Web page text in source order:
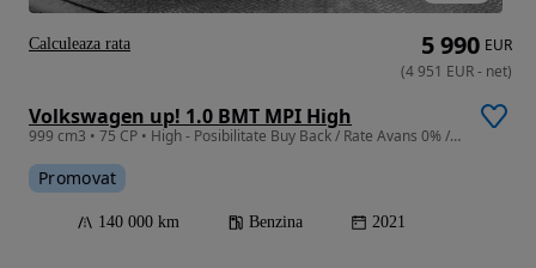
Volkswagen up! 1.0 BMT MPI High
999 cm3 • 75 CP • High - Posibilitate Buy Back / Rate Avans 0% / Garantie 36 Luni
Promovat
140 000 km Benzina 2021
5 990 EUR
(4 951 EUR- net)
Calculeaza rata